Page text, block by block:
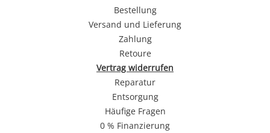
Bestellung
Versand und Lieferung
Zahlung
Retoure
Vertrag widerrufen
Reparatur
Entsorgung
Häufige Fragen
0 % Finanzierung